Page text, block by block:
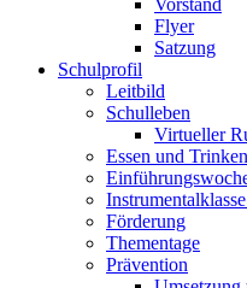
Vorstand
Flyer
Satzung
Schulprofil
Leitbild
Schulleben
Virtueller
Essen und Trinken
Förderung
Thementage
Prävention